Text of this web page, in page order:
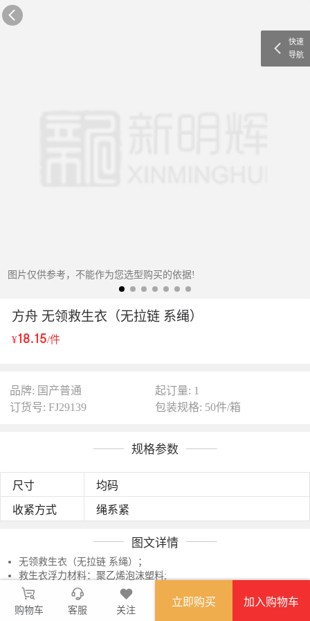
图片仅供参考，不能作为您选型购买的依据!
方舟 无领救生衣（无拉链 系绳）
¥18.15/件
品牌: 国产普通
起订量: 1
订货号: FJ29139
包装规格: 50件/箱
规格参数
尺寸 均码
收紧方式 绳系紧
图文详情
无领救生衣（无拉链 系绳）；
救生衣浮力材料：聚乙烯泡沫塑料;
用途：船舶配套及防汛抢险、军训、旅游漂流人员的救助。
购物车
客服 关注
立即购买 加入购物车
快速
导航